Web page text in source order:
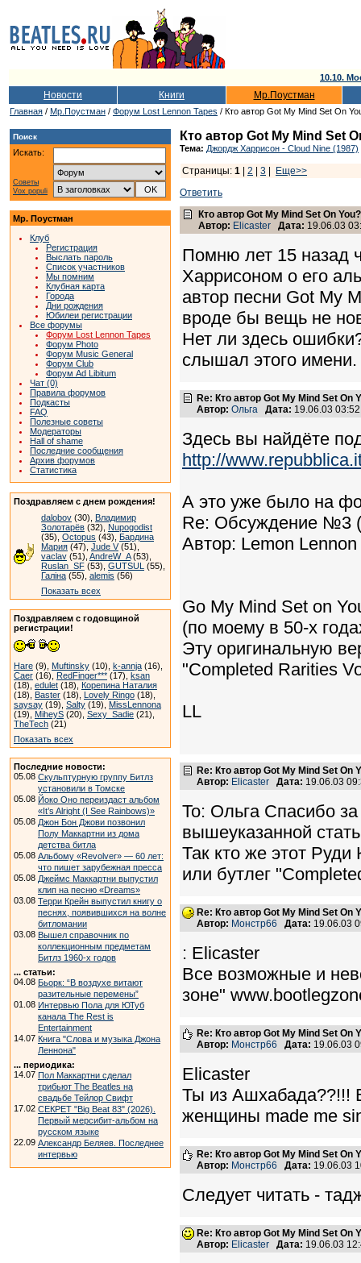
10.10.
Новости Книги Мр.Поустман
Главная / Мр.Поустман / Форум Lost Lennon Tapes / Кто автор Got My Mind Set On
Поиск
Искать:
Советы
Vox populi
Мр. Поустман
Клуб
Регистрация
Выслать пароль
Список участников
Мы помним
Клубная карта
Города
Дни рождения
Юбилеи регистрации
Все форумы
Форум Lost Lennon Tapes
Форум Photo
Форум Music General
Форум Club
Форум Ad Libitum
Чат (0)
Правила форумов
Подкасты
FAQ
Полезные советы
Модераторы
Hall of shame
Последние сообщения
Архив форумов
Статистика
Поздравляем с днем рождения!
dalobov (30), Владимир
Золотарёв (32), Nupogodist
(35), Octopus (43), Бардина
Мария (47), Jude V(51),
vaclav (51), AndreW_A(53),
Ruslan_SF (53), GUTSUL (55),
Галіна (55), alemis (56)
Показать всех
Поздравляем с годовщиной
регистрации!
Hare (9), Muftinsky (10), k-annja (16),
Caer (16), RedFinger*** (17), ksan
(18), edulet (18), Корепина Наталия
(18), Baster (18), Lovely Ringo (18),
saysay (19), Salty (19), MissLennona
(19), MiheyS (20), Sexy_Sadie (21),
TheTech (21)
Показать всех
Последние новости:
05.08 Скульптурную группу Битлз
установили в Томске
05.08 Йоко Оно переиздаст альбом
«It’s Alright (I See Rainbows)»
05.08 Джон Бон Джови позвонил
Полу Маккартни из дома
детства битла
05.08 Альбому «Revolver» — 60 лет:
что пишет зарубежная пресса
05.08 Джеймс Маккартни выпустил
клип на песню «Dreams»
03.08 Терри Крейн выпустил книгу о
песнях, появившихся на волне
битломании
03.08 Вышел справочник по
коллекционным предметам
Битлз 1960-х годов
... статьи:
04.08 Бьорк: “В воздухе витают
разительные перемены”
01.08 Интервью Пола для ЮТуб
канала The Rest is
Entertainment
14.07 Книга "Слова и музыка Джона
Леннона"
... периодика:
14.07 Пол Маккартни сделал
трибьют The Beatles на
свадьбе Тейлор Свифт
17.02 СЕКРЕТ "Big Beat 83" (2026).
Первый мерсибит-альбом на
русском языке
22.09 Александр Беляев. Последнее
интервью
Кто автор Got My Mind Set
Тема: Джордж Харрисон - Cloud Nine (1987)
Страницы: 1 2 3
Еще>>
Ответить
Кто автор Got My Mind Set On You?
Автор: Elicaster Дата: 19.06.03
Помню лет 15 назад
Харрисоном о его
автор песни Got My
вроде бы вещь не
Нет ли здесь
слышал этого имени.
Re: Кто автор Got My Mind Set On
Автор: Ольга Дата: 19.06.03
Здесь вы найдёте
http://
А это уже было на
Re: Обсуждение №3
Автор: Lemon
Go My Mind Set on
(по моему в 50-х
Эту оригинальную
"Completed Rarities
LL
Re: Кто автор Got My Mind Set On
Автор: Elicaster Дата: 19.06.03
To: Ольга Спасибо
вышеуказанной
Так кто же этот
или бутлег
Re: Кто автор Got My Mind Set On
Автор: Монстр66 Дата: 19.06.03
: Elicaster
Все возможные и
зоне"
Re: Кто автор Got My Mind Set On
Автор: Монстр66 Дата: 19.06.03
Elicaster
Ты из Ашхабада??!!!
женщины made me
Re: Кто автор Got My Mind Set On
Автор: Монстр66 Дата: 19.06.03
Следует читать -
Re: Кто автор Got My Mind Set On
Автор: Elicaster Дата: 19.06.03